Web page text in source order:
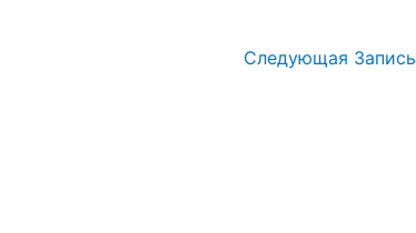
Следующая Запись